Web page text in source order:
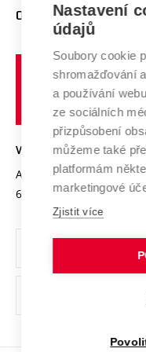
E-přihláška
Doktorské studium
Podpora podnikání
Mezinárodní vědecká
Systém zajišťování
Výzkumné infrastruktury
Transfer znalostí
Open Science
Projekty
Projekty ze
Specifický výzkum
Zahraniční spolupráce
Spolupráce se školami
Mezinárodní dohody
Univerzitní sítě
O UNIVERZITĚ
Profil univerzity
Udržitelná univerzita
Podnikavá univerzita /
Bezpečná univerzita
Vyznamenání
Organizační struktura
Ochrana osobních údajů
VYSOKÉ UČENÍ
Antonínská 548/1
602 00 Brno
Nastavení
údajů
Soubory cookie
shromažďování
a používání
ze sociálních
přizpůsobení
můžeme také
platformám
marketingové
Zjistit více